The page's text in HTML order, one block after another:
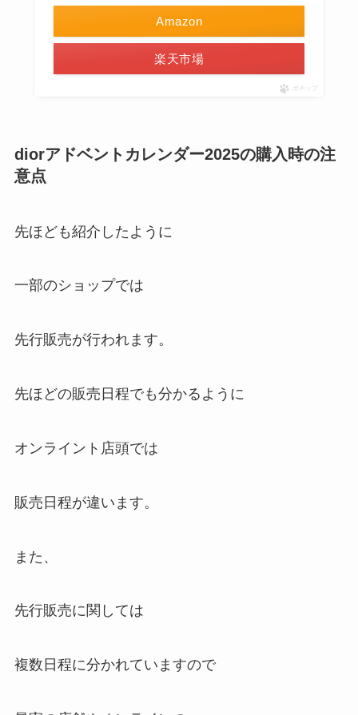
Amazon
楽天市場
ポチップ
diorアドベントカレンダー2025の購入時の注
意点
先ほども紹介したように
一部のショップでは
先行販売が行われます。
先ほどの販売日程でも分かるように
オンライント店頭では
販売日程が違います。
また、
先行販売に関しては
複数日程に分かれていますので